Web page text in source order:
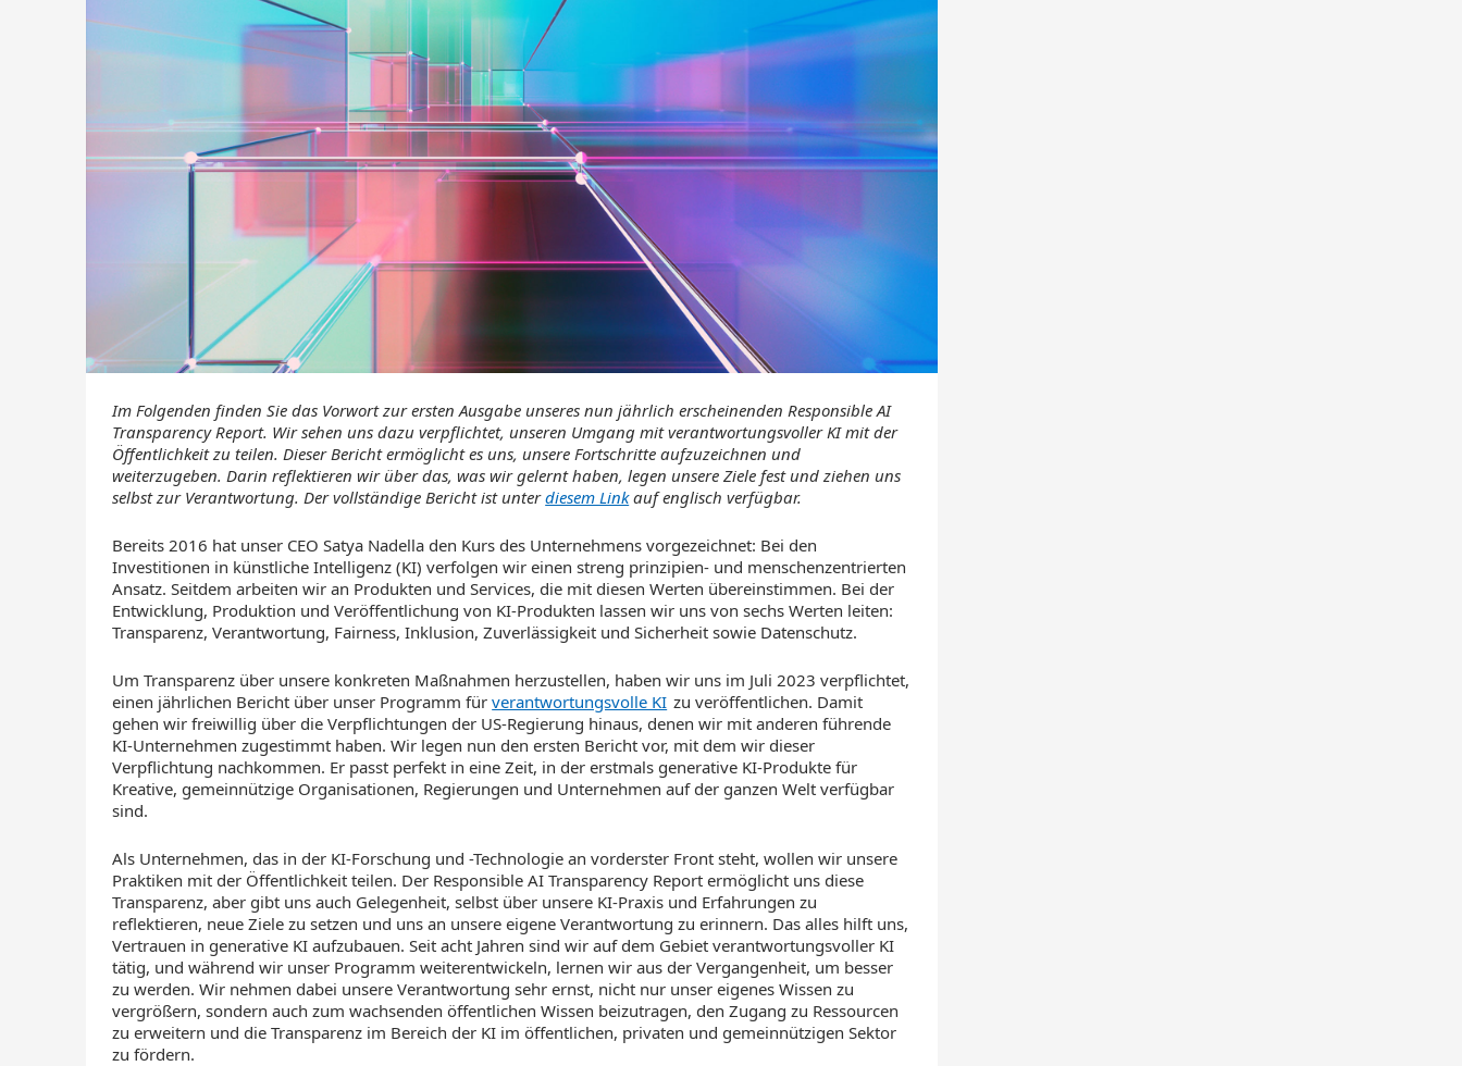
Im Folgenden finden Sie das Vorwort zur ersten Ausgabe unseres nun jährlich erscheinenden Responsible AI
Transparency Report. Wir sehen uns dazu verpflichtet, unseren Umgang mit verantwortungsvoller KI mit der
Öffentlichkeit zu teilen. Dieser Bericht ermöglicht es uns, unsere Fortschritte aufzuzeichnen und
weiterzugeben. Darin reflektieren wir über das, was wir gelernt haben, legen unsere Ziele fest und ziehen uns
selbst zur Verantwortung. Der vollständige Bericht ist unterdiesem Linkauf englisch verfügbar.
Bereits 2016 hat unser CEO Satya Nadella den Kurs des Unternehmens vorgezeichnet: Bei den
Investitionen in künstliche Intelligenz (KI) verfolgen wir einen streng prinzipien- und menschenzentrierten
Ansatz. Seitdem arbeiten wir an Produkten und Services, die mit diesen Werten übereinstimmen. Bei der
Entwicklung, Produktion und Veröffentlichung von KI-Produkten lassen wir uns von sechs Werten leiten:
Transparenz, Verantwortung, Fairness, Inklusion, Zuverlässigkeit und Sicherheit sowie Datenschutz.
Um Transparenz über unsere konkreten Maßnahmen herzustellen, haben wir uns im Juli 2023 verpflichtet,
einen jährlichen Bericht über unser Programm fürverantwortungsvolle KI zu veröffentlichen. Damit
gehen wir freiwillig über die Verpflichtungen der US-Regierung hinaus, denen wir mit anderen führende
KI-Unternehmen zugestimmt haben. Wir legen nun den ersten Bericht vor, mit dem wir dieser
Verpflichtung nachkommen. Er passt perfekt in eine Zeit, in der erstmals generative KI-Produkte für
Kreative, gemeinnützige Organisationen, Regierungen und Unternehmen auf der ganzen Welt verfügbar
sind.
Als Unternehmen, das in der KI-Forschung und -Technologie an vorderster Front steht, wollen wir unsere
Praktiken mit der Öffentlichkeit teilen. Der Responsible AI Transparency Report ermöglicht uns diese
Transparenz, aber gibt uns auch Gelegenheit, selbst über unsere KI-Praxis und Erfahrungen zu
reflektieren, neue Ziele zu setzen und uns an unsere eigene Verantwortung zu erinnern. Das alles hilft uns,
Vertrauen in generative KI aufzubauen. Seit acht Jahren sind wir auf dem Gebiet verantwortungsvoller KI
tätig, und während wir unser Programm weiterentwickeln, lernen wir aus der Vergangenheit, um besser
zu werden. Wir nehmen dabei unsere Verantwortung sehr ernst, nicht nur unser eigenes Wissen zu
vergrößern, sondern auch zum wachsenden öffentlichen Wissen beizutragen, den Zugang zu Ressourcen
zu erweitern und die Transparenz im Bereich der KI im öffentlichen, privaten und gemeinnützigen Sektor
zu fördern.